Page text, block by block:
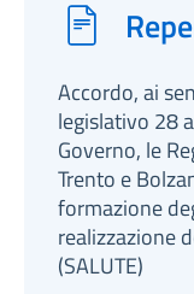
Accordo, ai
legislativo 28
Governo, le
Trento e
formazione
realizzazione
(SALUTE)